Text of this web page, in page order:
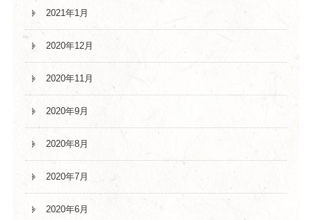
2021年1月
2020年12月
2020年11月
2020年9月
2020年8月
2020年7月
2020年6月